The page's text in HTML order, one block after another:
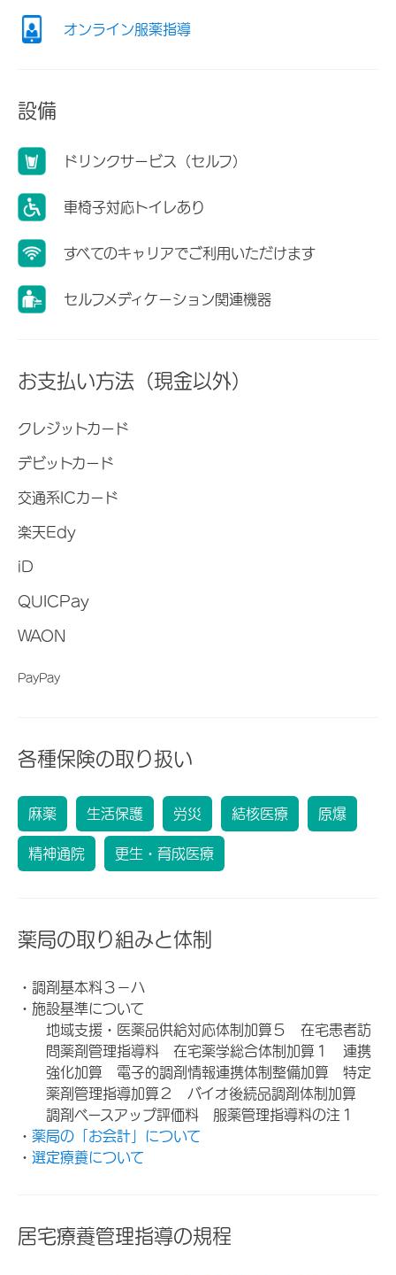
オンライン服薬指導
設備
ドリンクサービス（セルフ）
車椅子対応トイレあり
すべてのキャリアでご利用いただけます
セルフメディケーション関連機器
お支払い方法（現金以外）
クレジットカード
デビットカード
交通系ICカード
楽天Edy
iD
QUICPay
WAON
PayPay
各種保険の取り扱い
麻薬 生活保護 労災 結核医療 原爆
精神通院 更生・育成医療
薬局の取り組みと体制
・調剤基本料３－ハ
・施設基準について
地域支援・医薬品供給対応体制加算５ 在宅患者訪
問薬剤管理指導料 在宅薬学総合体制加算１ 連携
強化加算 電子的調剤情報連携体制整備加算 特定
薬剤管理指導加算２ バイオ後続品調剤体制加算
調剤ベースアップ評価料 服薬管理指導料の注１
・ 薬局の「お会計」について
・ 選定療養について
居宅療養管理指導の規程